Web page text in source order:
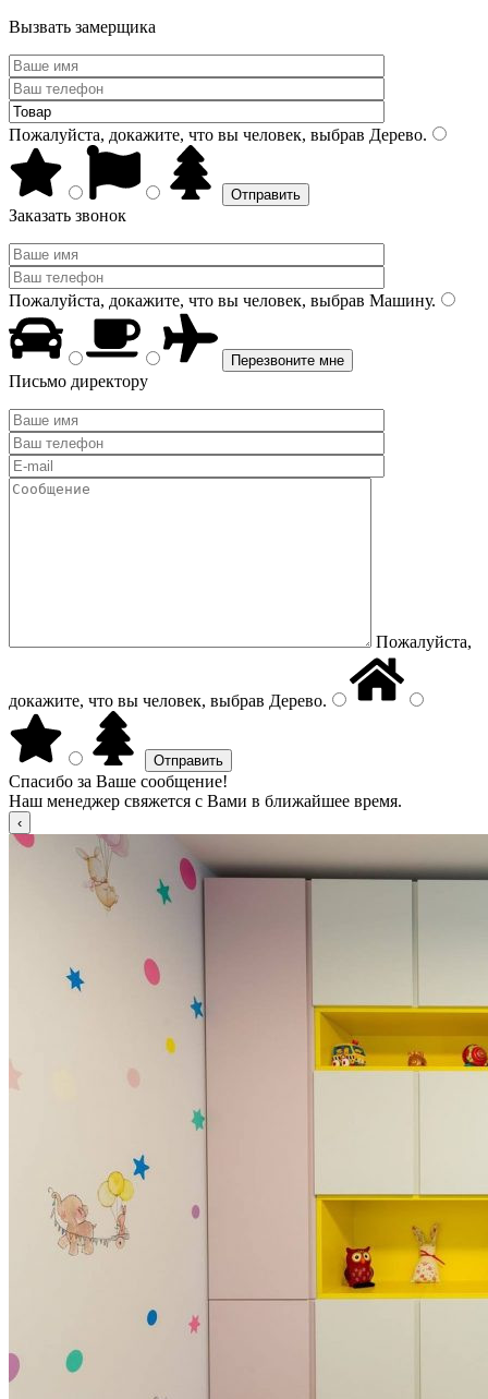
Вызвать замерщика
Пожалуйста, докажите, что вы человек, выбрав Дерево.
Заказать звонок
Пожалуйста, докажите, что вы человек, выбрав Машину.
Письмо директору
Пожалуйста,
докажите, что вы человек, выбрав Дерево.
Спасибо за Ваше сообщение!
Наш менеджер свяжется с Вами в ближайшее время.